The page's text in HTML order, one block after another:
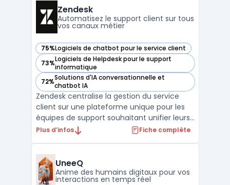
qui souhaitent interagir avec un
compagnon ...
Zendesk
Automatisez le support client sur tous
vos canaux métier
75%Logiciels de chatbot pour le service client
— voir Zendesk dans cette catégorie
73%Logiciels de Helpdesk pour le support
informatique
— voir Zendesk dans cette catégorie
72%Solutions d'IA conversationnelle et
chatbot IA
— voir Zendesk dans cette catégorie
Zendesk centralise la gestion du service
client sur une plateforme unique pour les
équipes de support souhaitant unifier leurs
échanges sur tous les canaux. Cette
par l’email, le téléphone, les réseaux sociaux
ou le chat, et ...
Plus d’infos Fiche complète
UneeQ
Anime des humains digitaux pour vos
interactions en temps réel